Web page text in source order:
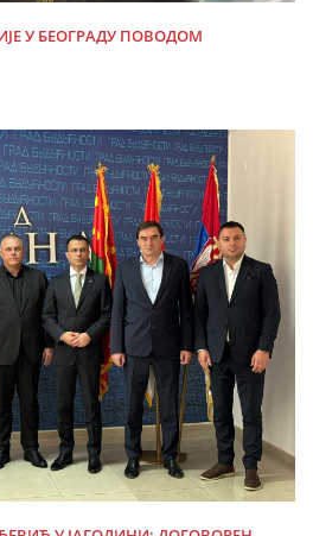
У БЕОГРАДУ ПОВОДОМ